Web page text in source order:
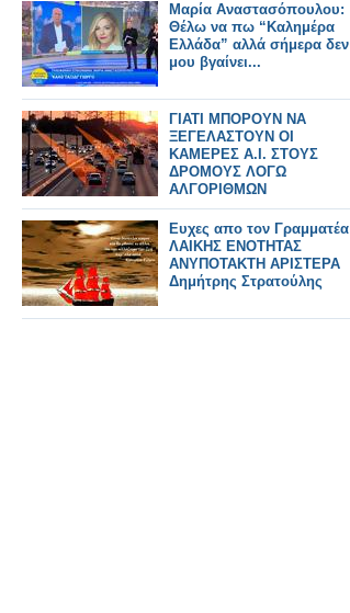
Μαρία Αναστασόπουλου:
Θέλω να πω “Καλημέρα
Ελλάδα” αλλά σήμερα δεν
μου βγαίνει...
ΓΙΑΤΙ ΜΠΟΡΟΥΝ ΝΑ
ΞΕΓΕΛΑΣΤΟΥΝ ΟΙ
ΚΑΜΕΡΕΣ Α.Ι. ΣΤΟΥΣ
ΔΡΟΜΟΥΣ ΛΟΓΩ
ΑΛΓΟΡΙΘΜΩΝ
Ευχες απο τον Γραμματέα
ΛΑΙΚΗΣ ΕΝΟΤΗΤΑΣ
ΑΝΥΠΟΤΑΚΤΗ ΑΡΙΣΤΕΡΑ
Δημήτρης Στρατούλης